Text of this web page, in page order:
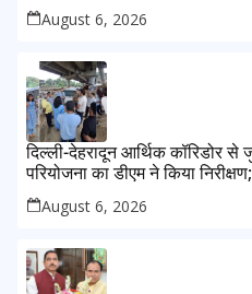
August 6, 2026
दिल्ली-देहरादून आर्थिक कॉरिडोर से
परियोजना का डीएम ने किया
सुनिश्चित करने के निर्देश, सुरक्षा
August 6, 2026